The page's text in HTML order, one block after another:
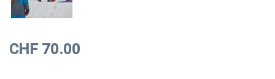
CHF 70.00